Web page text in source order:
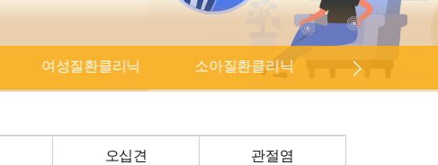
협력업체 소개
여성질환클리닉 소아질환클리닉 피부질환클리
오십견 관절염